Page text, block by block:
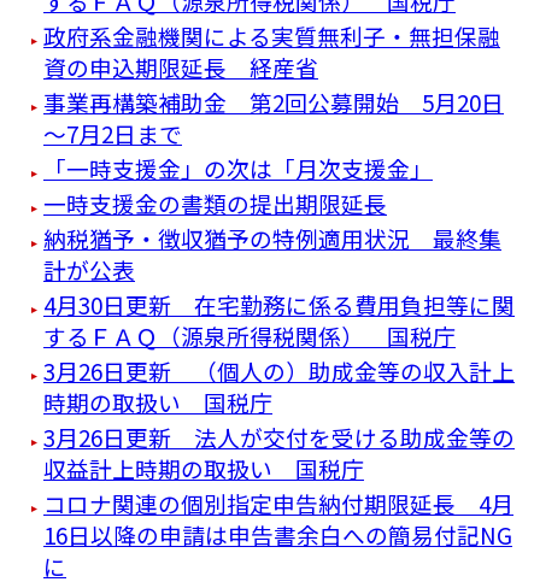
政府系金融機関による実質無利子・無担保融
資の申込期限延長 経産省
事業再構築補助金 第2回公募開始 5月20日
～7月2日まで
「一時支援金」の次は「月次支援金」
一時支援金の書類の提出期限延長
納税猶予・徴収猶予の特例適用状況 最終集
計が公表
4月30日更新 在宅勤務に係る費用負担等に関
するＦＡＱ（源泉所得税関係） 国税庁
3月26日更新 （個人の）助成金等の収入計上
時期の取扱い 国税庁
3月26日更新 法人が交付を受ける助成金等の
収益計上時期の取扱い 国税庁
コロナ関連の個別指定申告納付期限延長 4月
16日以降の申請は申告書余白への簡易付記NG
に